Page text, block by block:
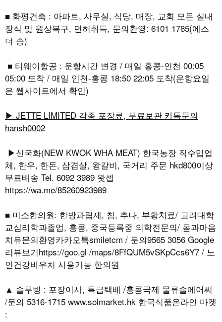
■ 화평건축 : 아파트, 사무실, 식당, 매장, 교회 모든 실내
장식 및 원상복구, 면허취득, 문의환영: 6101 1785(에스
더 송)
■ 티웨이항공 : 운항시간 변경 / 매일 홍콩-인천 00:05
05:00 도착 / 매일 인천-홍콩 18:50 22:05 도착(운항요일
은 웹사이트에서 확인)
▶ JETTE LIMITED 각종 포장류, 무료보관 카톡문의
hansh0002
▶신국화(NEW KWOK WHA MEAT) 한국농장 직수입업
체, 한우, 한돈, 삽겹살, 왕갈비, 국거리 주문 hkd800이상
무료배송 Tel. 6092 3989 왓셉
https://wa.me/85260923989
■ 미소한의원: 한방과립제, 침, 추나, 부황치료/ 고려대학
교심리학과졸업, 홍콩, 중국등록중 의학전문의/ 몸과마음
치유문의환영카카오톡smiletcm / 문의9565 3056 Google
리뷰보기https://goo.gl /maps/8FfQUM5vSKpCcs6Y7 / 노
인건강바우처 사용가능 한의원
▲ 솔무빙 : 포장이사, 특급택배 /홍콩국제 물류솔에어씨
/문의 5316-1715 www.solmarket.hk 한국식품온라인 마켓
: